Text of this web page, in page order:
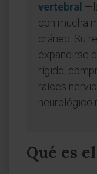
vertebral
con mucha
cráneo. Su
expandirse
rígido,
raíces
neurológico
Qué es